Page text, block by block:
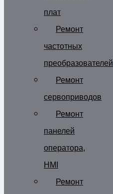
плат
Ремонт
частотных
преобразователей
Ремонт
сервоприводов
Ремонт
панелей
оператора,
HMI
Ремонт